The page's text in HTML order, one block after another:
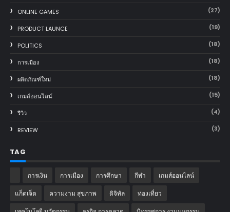
ONLINE GAMES (27)
PRODUCT LAUNCE (19)
POLITICS (18)
การเมือง (18)
ผลิตภัณฑ์ใหม่ (18)
เกมส์ออนไลน์ (15)
รีวิว (4)
REVIEW (3)
TAG
การเงิน การเมือง การศึกษา กีฬา เกมส์ออนไลน์
แก็ตเจ็ต ความงาม สุขภาพ ดิจิทัล ท่องเที่ยว